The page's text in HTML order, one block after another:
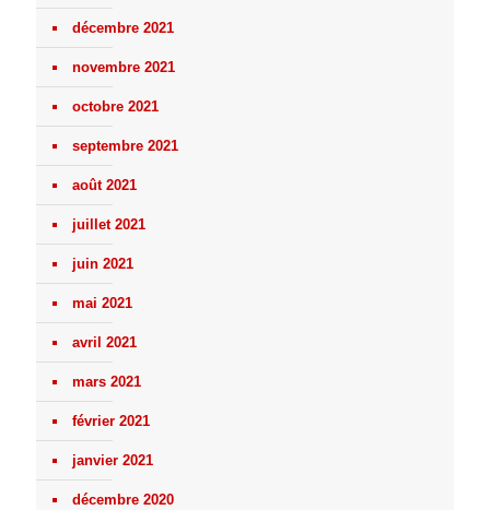
décembre 2021
novembre 2021
octobre 2021
septembre 2021
août 2021
juillet 2021
juin 2021
mai 2021
avril 2021
mars 2021
février 2021
janvier 2021
décembre 2020